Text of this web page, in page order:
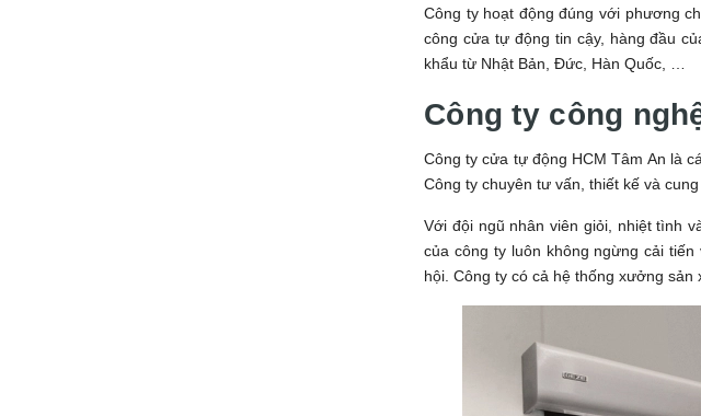
Công ty hoạt động đúng với phương
công cửa tự động tin cậy, hàng đầu
khẩu từ Nhật Bản, Đức, Hàn Quốc, …
Công ty công
Công ty cửa tự động HCM Tâm An là
Công ty chuyên tư vấn, thiết kế và
Với đội ngũ nhân viên giỏi, nhiệt tình
của công ty luôn không ngừng cải
hội. Công ty có cả hệ thống xưởng